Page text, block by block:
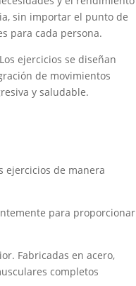
sin importar el punto de
para cada persona.
ejercicios se diseñan
de movimientos
y saludable.
ejercicios de manera
para proporcionar
Fabricadas en acero,
completos